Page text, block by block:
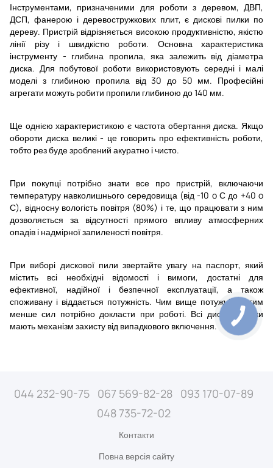
Інструментами, призначеними для роботи з деревом, ДВП,
ДСП, фанерою і деревостружкових плит, є дискові пилки по
дереву. Пристрій відрізняється високою продуктивністю, якістю
лінії різу і швидкістю роботи. Основна характеристика
інструменту - глибина пропила, яка залежить від діаметра
диска. Для побутової роботи використовують середні і малі
моделі з глибиною пропила від 30 до 50 мм. Професійні
агрегати можуть робити пропили глибиною до 140 мм.
Ще однією характеристикою є частота обертання диска. Якщо
обороти диска великі - це говорить про ефективність роботи,
тобто рез буде зроблений акуратно і чисто.
При покупці потрібно знати все про пристрій, включаючи
температуру навколишнього середовища (від -10 º С до +40 º
С), відносну вологість повітря (80%) і те, що працювати з ним
дозволяється за відсутності прямого впливу атмосферних
опадів і надмірної запиленості повітря.
При виборі дискової пили звертайте увагу на паспорт, який
містить всі необхідні відомості і вимоги, достатні для
ефективної, надійної і безпечної експлуатації, а також
споживану і віддається потужність. Чим вище потужність, тим
менше сил потрібно докласти при роботі. Всі дискові пилки
мають механізм захисту від випадкового включення.
044 232-90-75 067 569-82-28
093 170-07-89
048 735-72-02
Контакти
Повна версія сайту